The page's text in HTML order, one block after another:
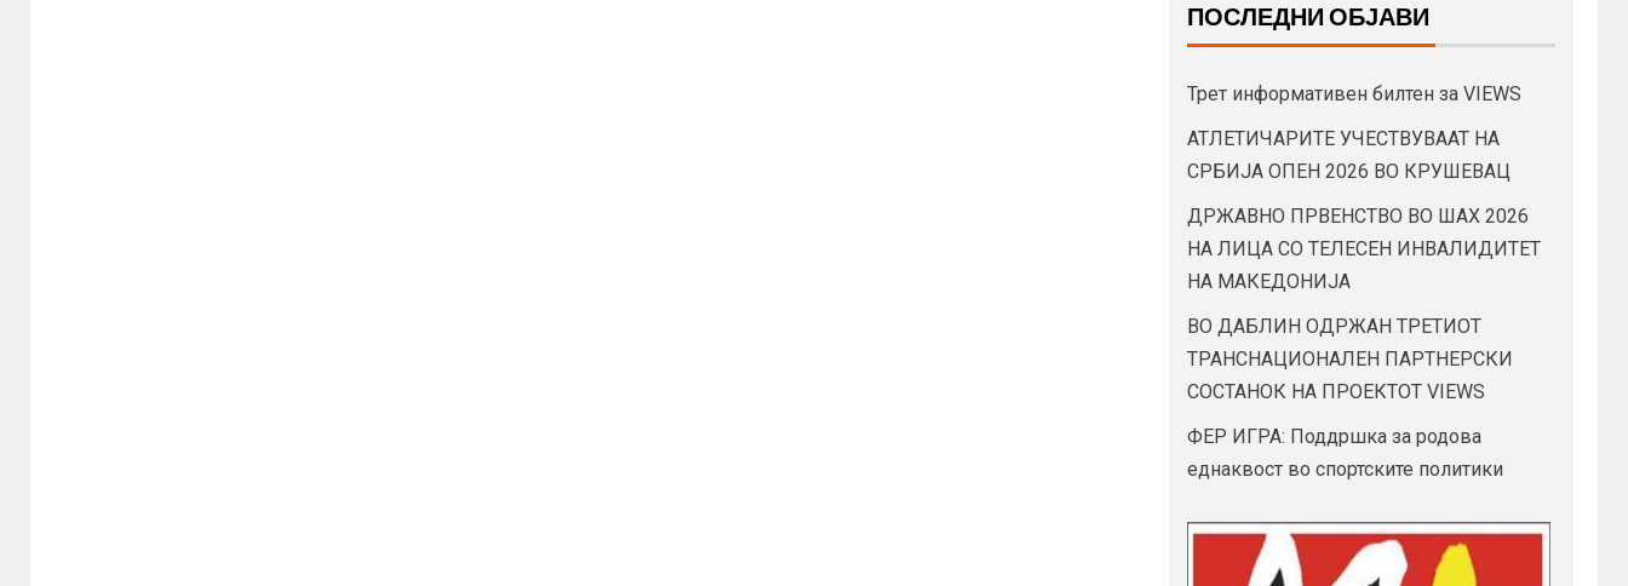
ПОСЛЕДНИ ОБЈАВИ
Трет информативен билтен за VIEWS
АТЛЕТИЧАРИТЕ УЧЕСТВУВААТ НА
СРБИЈА ОПЕН 2026 ВО КРУШЕВАЦ
ДРЖАВНО ПРВЕНСТВО ВО ШАХ 2026
НА ЛИЦА СО ТЕЛЕСЕН ИНВАЛИДИТЕТ
НА МАКЕДОНИЈА
ВО ДАБЛИН ОДРЖАН ТРЕТИОТ
ТРАНСНАЦИОНАЛЕН ПАРТНЕРСКИ
СОСТАНОК НА ПРОЕКТОТ VIEWS
ФЕР ИГРА: Поддршка за родова
еднаквост во спортските политики